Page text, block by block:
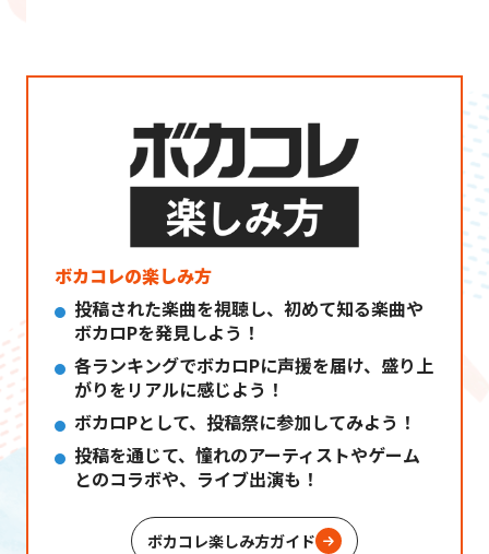
ボカコレの楽しみ方
投稿された楽曲を視聴し、初めて知る楽曲や
ボカロPを発見しよう！
各ランキングでボカロPに声援を届け、盛り上
がりをリアルに感じよう！
ボカロPとして、投稿祭に参加してみよう！
投稿を通じて、憧れのアーティストやゲーム
とのコラボや、ライブ出演も！
ボカコレ楽しみ方ガイド